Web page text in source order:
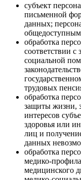
субъект
письменной
данных;
обработка
соответствии с
социальной
трудовых
обработка
защиты жизни,
интересов
здоровья или
лиц и
данных
обработка
медико-
медицинского